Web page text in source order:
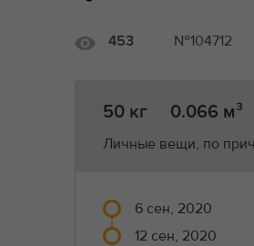
453 №104712
50 кг 0.066 м³
Личные вещи, по
6 сен, 2020
12 сен, 2020